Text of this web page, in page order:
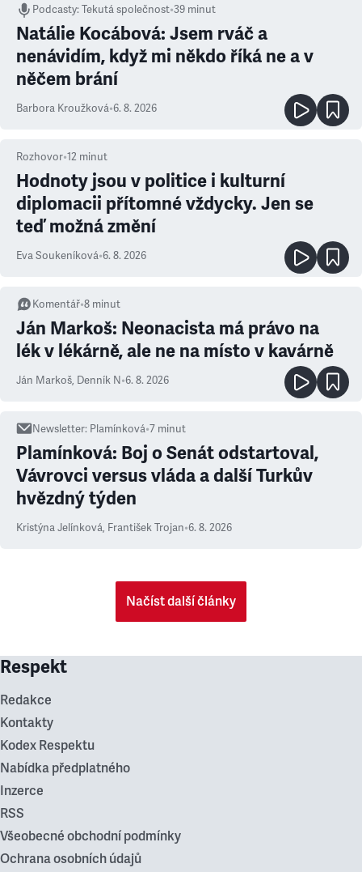
Podcasty:Tekutá společnost•39 minut
Natálie Kocábová: Jsem rváč a
nenávidím, když mi někdo říká ne a v
něčem brání
Barbora Kroužková•6. 8. 2026
Rozhovor•12 minut
Hodnoty jsou v politice i kulturní
diplomacii přítomné vždycky. Jen se
teď možná změní
Eva Soukeníková•6. 8. 2026
Komentář•8 minut
Ján Markoš: Neonacista má právo na
lék v lékárně, ale ne na místo v kavárně
Ján Markoš, Denník N•6. 8. 2026
Newsletter: Plamínková•7 minut
Plamínková: Boj o Senát odstartoval,
Vávrovci versus vláda a další Turkův
hvězdný týden
Kristýna Jelínková, František Trojan•6. 8. 2026
Načíst další články
Respekt
Redakce
Kontakty
Kodex Respektu
Nabídka předplatného
Inzerce
RSS
Všeobecné obchodní podmínky
Ochrana osobních údajů